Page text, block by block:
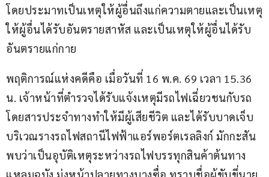
โดยประมาทเป็นเหตุให้ผู้อื่นถึงแก่ความตายและเป็นเหตุ
ให้ผู้อื่นได้รับอันตรายสาหัส และเป็นเหตุให้ผู้อื่นได้รับ
อันตรายแก่กาย
พฤติการณ์แห่งคดีคือ เมื่อวันที่ 16 พ.ค. 69 เวลา 15.36
น. เจ้าหน้าที่ตำรวจได้รับแจ้งเหตุมีรถไฟเฉี่ยวชนกับรถ
โดยสารประจำทางทำให้มีผู้เสียชีวิต และได้รับบาดเจ็บ
บริเวณรางรถไฟสถานีไฟฟ้าแอร์พอร์ตเรลลิงก์ มักกะสัน
พบว่าเป็นอุบัติเหตุระหว่างรถไฟบรรทุกสินค้าต้นทาง